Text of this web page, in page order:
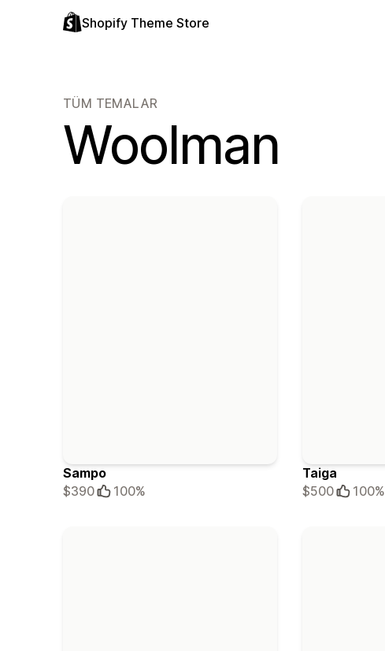
Shopify Theme Store
TÜM TEMALAR
Woolman
Sampo
$390
100%
Taiga
$500
100%